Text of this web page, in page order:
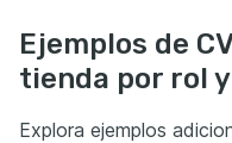
Ejemplos de
tienda por rol
Explora ejemplos